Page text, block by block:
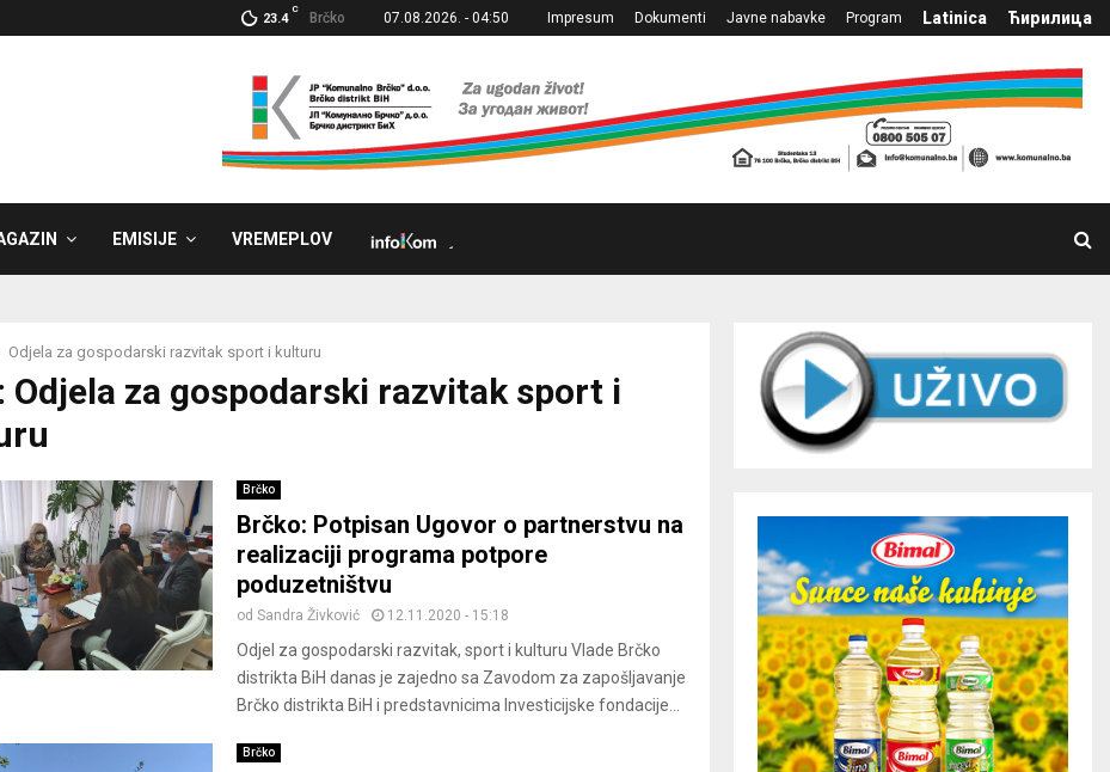
23.4
C
Brčko 07.08.2026. - 04:50 Impresum Dokumenti Javne nabavke Program Latinica Ћирилица
EMISIJE VREMEPLOV
Odjela za gospodarski razvitak sport i kulturu
Odjela za gospodarski razvitak sport i
Brčko
Brčko: Potpisan Ugovor o partnerstvu na
realizaciji programa potpore
poduzetništvu
od Sandra Živković 12.11.2020 - 15:18
Odjel za gospodarski razvitak, sport i kulturu Vlade Brčko
distrikta BiH danas je zajedno sa Zavodom za zapošljavanje
Brčko distrikta BiH i predstavnicima Investicijske fondacije...
Brčko